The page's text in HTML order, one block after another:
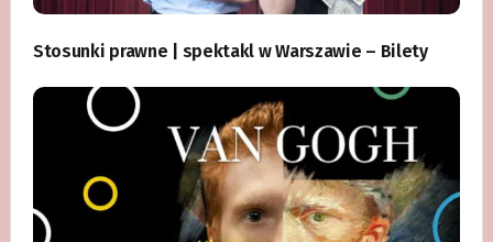
Stosunki prawne | spektakl w Warszawie – Bilety